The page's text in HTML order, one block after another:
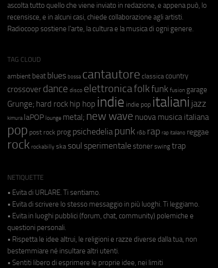
ascolta tutto quello che viene inviato in redazione, e appena può, lo
recensisce, e in alcuni casi, chiede collaborazione agli artisti.
Radiocoop sostiene l'arte, la cultura e la musica di ogni genere.
TAG CLOUD
ambient beat blues bossa cantautore classica country
crossover dance disco elettronicafolkfunk fusion garage
Grunge; hard rock hip hop indie indie pop italiani jazz
kimura laPOP lounge metal; new wave nuova musica italiana
pop post rock prog psichedeliapunk r&b rap rap italiano reggae
rock rockabilly ska soul sperimentale stoner swing trap
NETIQUETTE
• Evita di URLARE. Ti sentiamo.
• Evita di scrivere lo stesso messaggio in più luoghi. Ti leggiamo.
• Evita in luoghi pubblici (forum, chat, community) polemiche e
questioni personali.
• Rispetta le idee altrui, le religioni e razze diverse dalla tua, non
bestemmiare né insultare altri utenti.
• Sentiti libero di esprimere le proprie idee, nei limiti